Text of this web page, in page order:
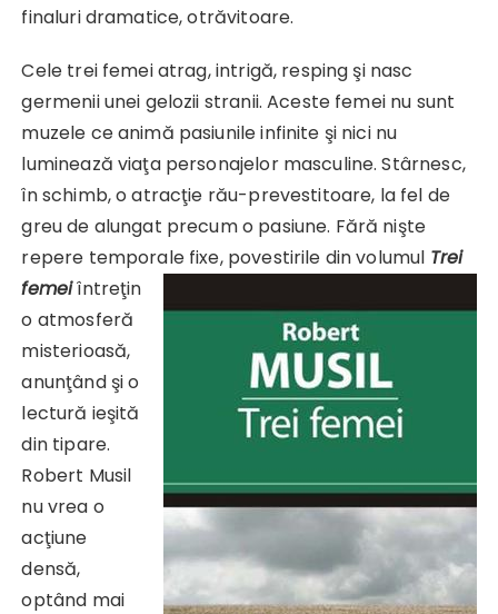
finaluri dramatice, otrăvitoare.
Cele trei femei atrag, intrigă, resping şi nasc
germenii unei gelozii stranii. Aceste femei nu sunt
muzele ce animă pasiunile infinite şi nici nu
luminează viaţa personajelor masculine. Stârnesc,
în schimb, o atracţie rău-prevestitoare, la fel de
greu de alungat precum o pasiune. Fără nişte
repere temporale fixe, povestirile din volumul Trei
femeiîntreţin
o atmosferă
misterioasă,
anunţând şi o
lectură ieşită
din tipare.
Robert Musil
nu vrea o
acţiune
densă,
optând mai